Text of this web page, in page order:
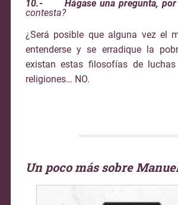
10.- Hágase una pregunta, por
contesta?
¿Será posible que alguna vez el
entenderse y se erradique la
existan estas filosofías de
religiones… NO.
Un poco más sobre